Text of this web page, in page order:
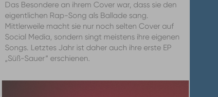
Das Besondere an ihrem Cover war, dass sie den
eigentlichen Rap-Song als Ballade sang.
Mittlerweile macht sie nur noch selten Cover auf
Social Media, sondern singt meistens ihre eigenen
Songs. Letztes Jahr ist daher auch ihre erste EP
„Süß-Sauer“ erschienen.